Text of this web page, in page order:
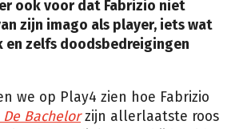
ook voor dat Fabrizio niet
zijn imago als player, iets wat
en zelfs doodsbedreigingen
we op Play4 zien hoe Fabrizio
De Bachelorzijn allerlaatste roos